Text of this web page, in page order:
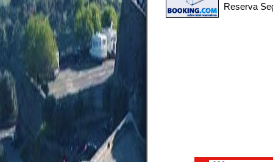
Reserva